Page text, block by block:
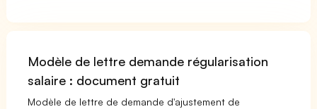
Modèle de lettre demande régularisation
salaire : document gratuit
Modèle de lettre de demande d'ajustement de